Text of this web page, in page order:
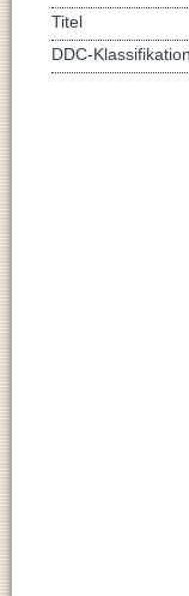
Titel
DDC-Klassifikation